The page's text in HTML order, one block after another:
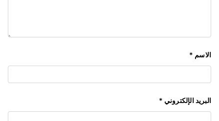
الاسم *
البريد الإلكتروني *